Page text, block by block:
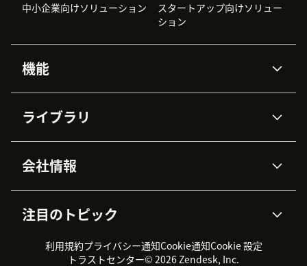
中小企業向けソリューション
スタートアップ向けソリュー
ション
機能
Zendesk AI
高度なデータプライバシーと
データ保護
ナレッジベース
ワークフォースマネジメント
カスタマーポータル
ライブラリ
APIと開発者向け情報
AI研究
イベント情報
導入事例
トライアル体験とFAQ
会社情報
採用情報
インクルージョン＆ビロンギ
サステナビリティレポート
Zendesk Foundation
注目のトピック
CX Trends 2026
製品のアップデート情報
利用規約プライバシー通知Cookie通知Cookie 設定
トラストセンター© 2026 Zendesk, Inc.